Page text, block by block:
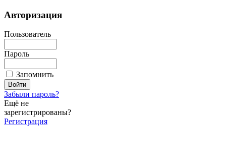
Авторизация
Пользователь
Пароль
Запомнить
Забыли пароль?
Ещё не
зарегистрированы?
Регистрация